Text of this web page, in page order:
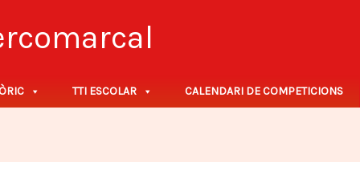
TTI ESCOLAR CALENDARI DE COMPETICIONS